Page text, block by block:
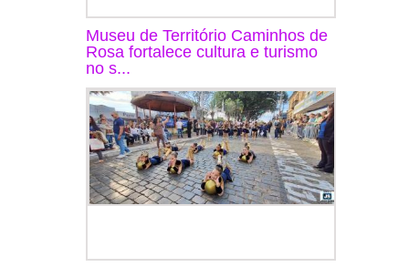
Museu de Território Caminhos de
Rosa fortalece cultura e turismo
no s...